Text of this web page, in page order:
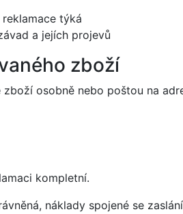
týká
a jejích projevů
zboží
osobně nebo poštou na
kompletní.
náklady spojené se